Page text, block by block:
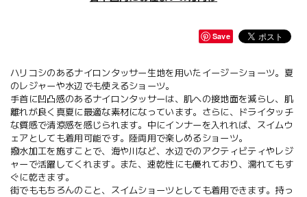
Save
ハリコシのあるナイロンタッサー生地を用いたイージーショーツ。夏
のレジャーや水辺でも使えるショーツ。
手首に凹凸感のあるナイロンタッサーは、肌への接地面を減らし、肌
離れが良く真夏に最適な素材になっています。さらに、ドライタッチ
な質感で清涼感を感じられます。中にインナーを入れれば、スイムウ
ェアとしても着用可能です。陸両用で楽しめるショーツ。
撥水加工を施すことで、海や川など、水辺でのアクティビティやレジ
ャーで活躍してくれます。また、速乾性にも優れており、濡れてもす
ぐに乾きます。
街でももちろんのこと、スイムショーツとしても着用できます。持っ